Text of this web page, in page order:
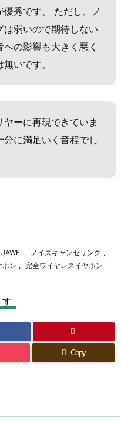
秀です。 ただし、ノ
は弱いので期待しない
の影響も大きく悪く
いです。
ーに再現できていま
に満足いく音程でし
, ノイズキャンセリング ,
ホン , 完全ワイヤレスイヤホン
Copy